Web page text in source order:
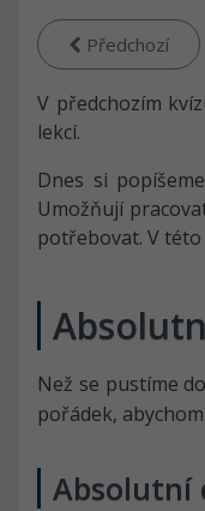
Předchozí
V předchozím
lekcí.
Dnes si
Umožňují
potřebovat. V
Než se pustíme
pořádek,
Absolutní